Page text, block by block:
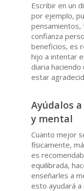
Escribir en un
por ejemplo,
pensamientos,
confianza
beneficios, es
hijo a intentar
diaria
estar
Ayúdalos
y mental
Cuanto mejor
físicamente,
es
equilibrada,
enseñarles a
esto ayudará